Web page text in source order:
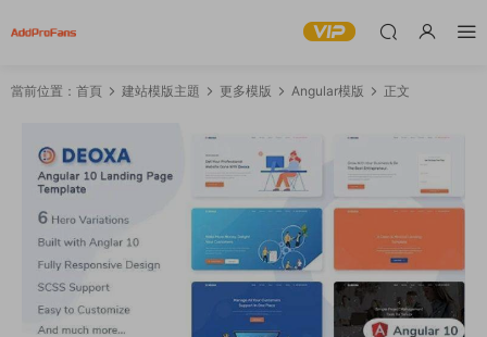
當前位置： 首頁 建站模版主題 更多模版 Angular模版 正文